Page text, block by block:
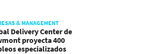
& MANAGEMENT
Delivery Center de
proyecta 400
especializados